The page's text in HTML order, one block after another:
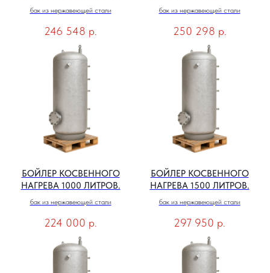
бак из нержавеющей стали
246 548 р.
бак из нержавеющей стали
250 298 р.
БОЙЛЕР КОСВЕННОГО
НАГРЕВА 1000 ЛИТРОВ.
бак из нержавеющей стали
224 000 р.
БОЙЛЕР КОСВЕННОГО
НАГРЕВА 1500 ЛИТРОВ.
бак из нержавеющей стали
297 950 р.